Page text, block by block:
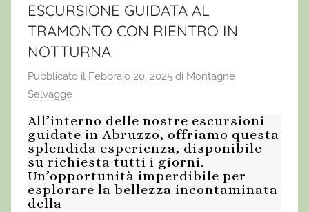
ESCURSIONE GUIDATA AL
TRAMONTO CON RIENTRO IN
NOTTURNA
Pubblicato il Febbraio 20, 2025 di Montagne
Selvagge
All’interno delle nostre escursioni
guidate in Abruzzo, offriamo questa
splendida esperienza, disponibile
su richiesta tutti i giorni.
Un’opportunità imperdibile per
esplorare la bellezza incontaminata
della